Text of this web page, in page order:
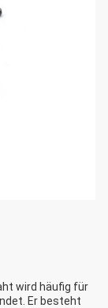
wird häufig für
Er besteht